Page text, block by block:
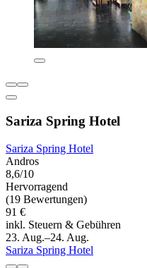
Sariza Spring Hotel
Sariza Spring Hotel
Andros
8,6/10
Hervorragend
(19 Bewertungen)
91 €
inkl. Steuern & Gebühren
23. Aug.–24. Aug.
Sariza Spring Hotel